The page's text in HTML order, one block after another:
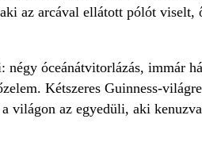
az arcával ellátott pólót viselt,
óceánátvitorlázás, immár
Kétszeres Guinness-
az egyedüli, aki